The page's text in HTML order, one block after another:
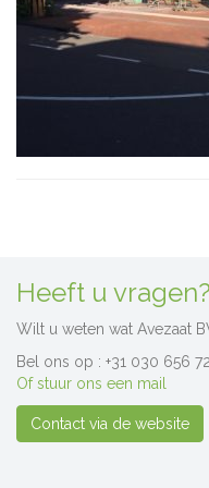
Heeft u vragen?
Wilt u weten wat Avezaat
Bel ons op : +31 030 656
Of stuur ons een mail
Contact via de website